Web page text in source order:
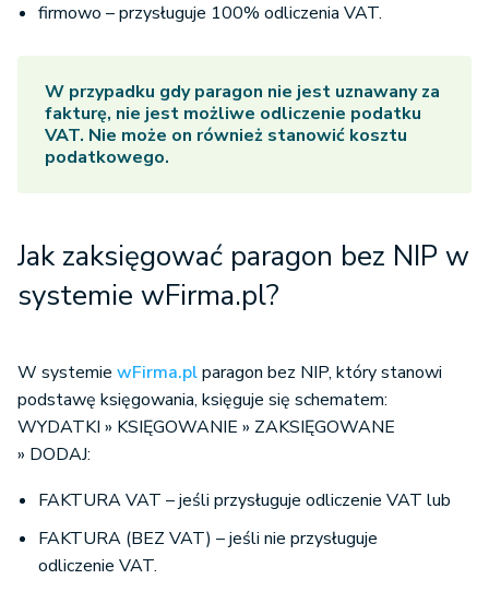
firmowo – przysługuje 100% odliczenia VAT.
W przypadku gdy paragon nie jest uznawany za
fakturę, nie jest możliwe odliczenie podatku
VAT. Nie może on również stanowić kosztu
podatkowego.
Jak zaksięgować paragon bez NIP w
systemie wFirma.pl?
W systemie wFirma.plparagon bez NIP, który stanowi
podstawę księgowania, księguje się schematem:
WYDATKI » KSIĘGOWANIE » ZAKSIĘGOWANE
» DODAJ:
FAKTURA VAT – jeśli przysługuje odliczenie VAT lub
FAKTURA (BEZ VAT) – jeśli nie przysługuje
odliczenie VAT.